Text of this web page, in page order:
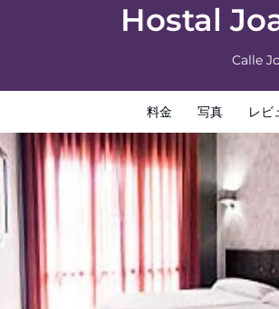
Hostal
Calle
料金 写真 レビ